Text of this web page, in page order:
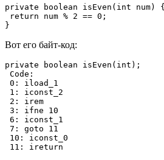
private boolean isEven(int num) {
}
Вот его байт-код:
private boolean isEven(int);
11: ireturn